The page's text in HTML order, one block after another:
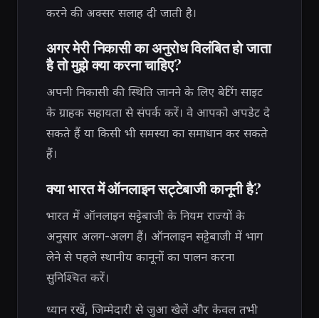
करने की अक्सर सलाह दी जाती है।
अगर मेरी निकासी का अनुरोध विलंबित हो जाता
है तो मुझे क्या करना चाहिए?
अपनी निकासी की स्थिति जानने के लिए बेटिंग साइट
के ग्राहक सहायता से संपर्क करें। वे आपको अपडेट दे
सकते हैं या किसी भी समस्या का समाधान कर सकते
हैं।
क्या भारत में ऑनलाइन सट्टेबाजी कानूनी है?
भारत में ऑनलाइन सट्टेबाजी के नियम राज्यों के
अनुसार अलग-अलग हैं। ऑनलाइन सट्टेबाजी में भाग
लेने से पहले स्थानीय कानूनों का पालन करना
सुनिश्चित करें।
ध्यान रखें, जिम्मेदारी से जुआ खेलें और केवल तभी